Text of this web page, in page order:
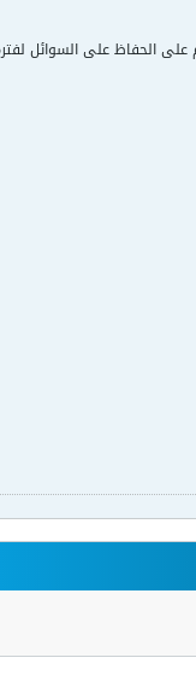
على الحفاظ على السوائل